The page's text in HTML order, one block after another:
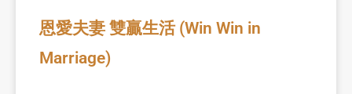
恩愛夫妻 雙贏生活 (Win Win in
Marriage)